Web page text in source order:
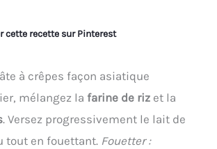
cette recette sur Pinterest
à crêpes façon asiatique
mélangez la farine de riz et la
. Versez progressivement le lait de
tout en fouettant. Fouetter :